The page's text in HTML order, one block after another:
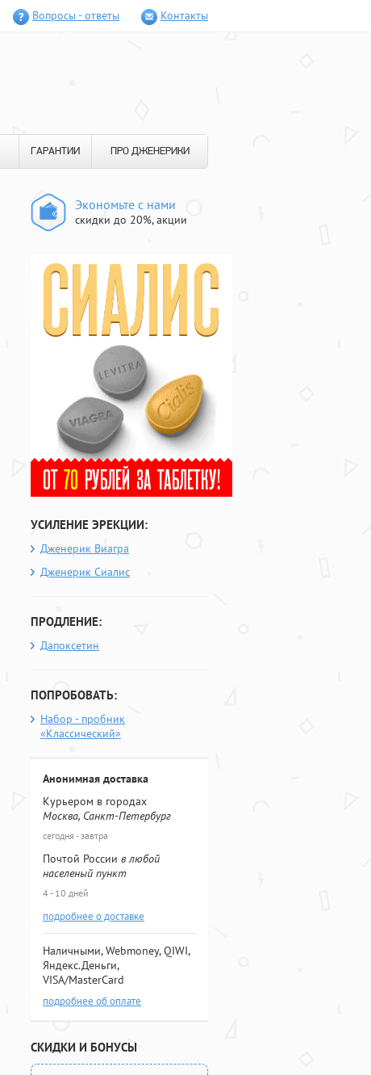
Вопросы - ответы Контакты
ГАРАНТИИ ПРО ДЖЕНЕРИКИ
Экономьте с нами
скидки до 20%, акции
УСИЛЕНИЕ ЭРЕКЦИИ:
Дженерик Виагра
Дженерик Сиалис
ПРОДЛЕНИЕ:
Дапоксетин
ПОПРОБОВАТЬ:
Набор - пробник
«Классический»
Анонимная доставка
Курьером в городах
Москва, Санкт-Петербург
сегодня - завтра
Почтой России в любой
населеный пункт
4 - 10 дней
подробнее о доставке
Наличными, Webmoney, QIWI,
Яндекс.Деньги,
VISA/MasterCard
подробнее об оплате
СКИДКИ И БОНУСЫ